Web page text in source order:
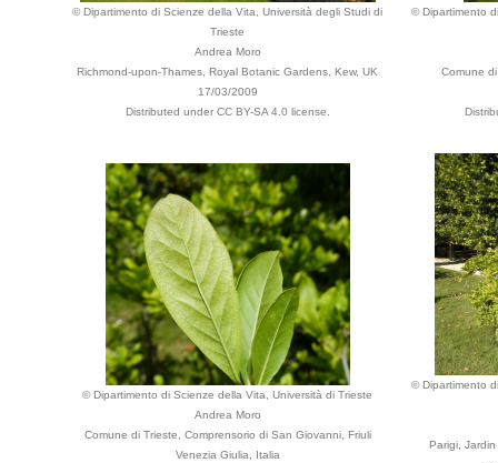
© Dipartimento di Scienze della Vita, Università degli Studi di
Trieste
Andrea Moro
Richmond-upon-Thames, Royal Botanic Gardens, Kew, UK
17/03/2009
Distributed under CC BY-SA 4.0 license.
© Dipartimento
Comune
© Dipartimento di Scienze della Vita, Università di Trieste
Andrea Moro
Comune di Trieste, Comprensorio di San Giovanni, Friuli
Venezia Giulia, Italia
© Dipartimento
Parigi,